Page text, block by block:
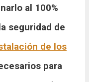
al 100%
seguridad de
de los
para